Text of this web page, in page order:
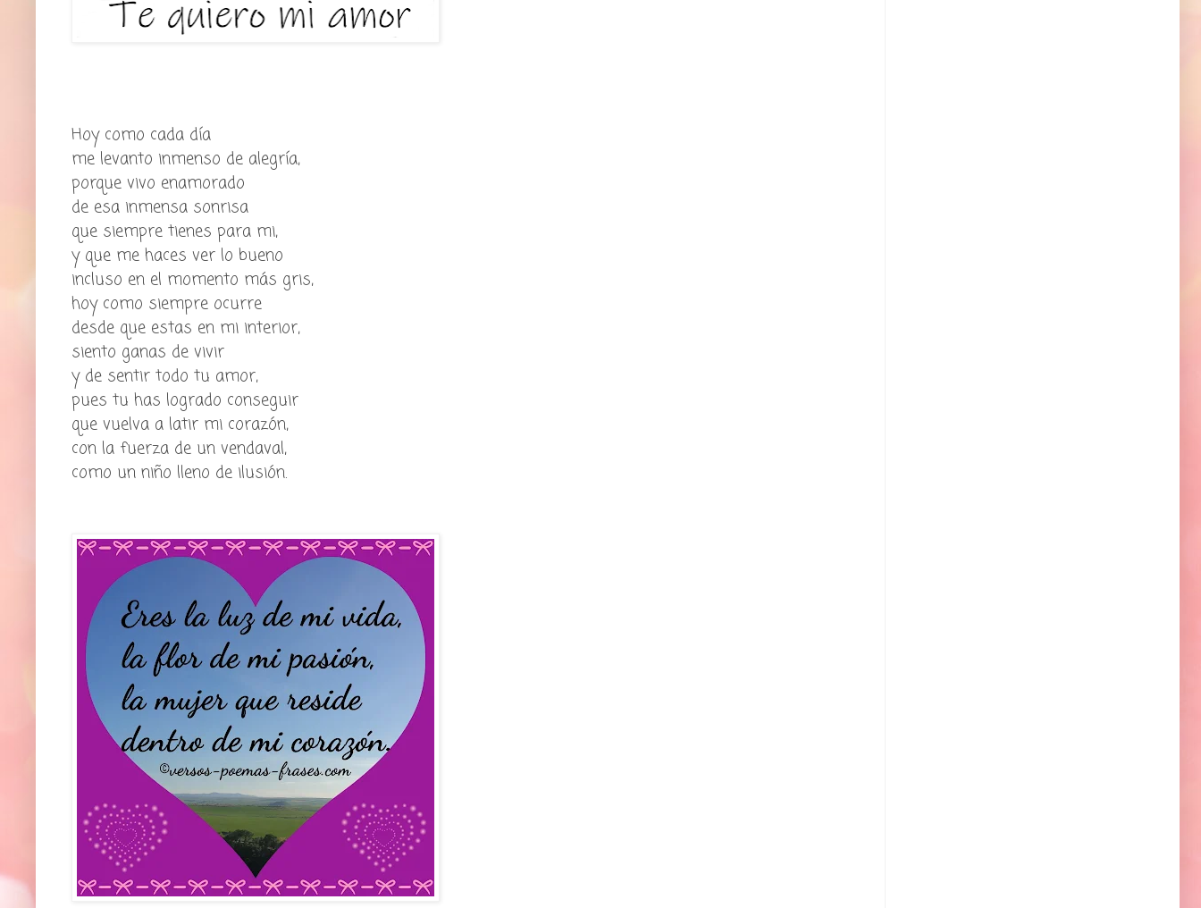
Hoy como cada día
me levanto inmenso de alegría,
porque vivo enamorado
de esa inmensa sonrisa
que siempre tienes para mi,
y que me haces ver lo bueno
incluso en el momento más gris,
hoy como siempre ocurre
desde que estas en mi interior,
siento ganas de vivir
y de sentir todo tu amor,
pues tu has logrado conseguir
que vuelva a latir mi corazón,
con la fuerza de un vendaval,
como un niño lleno de ilusión.